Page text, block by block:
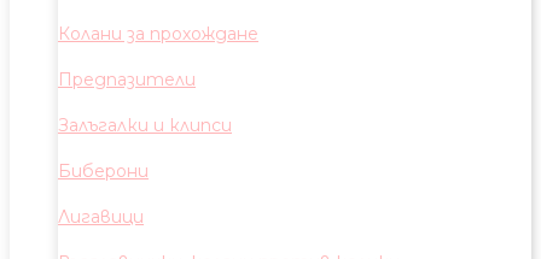
Колани за прохождане
Предпазители
Залъгалки и клипси
Биберони
Лигавици